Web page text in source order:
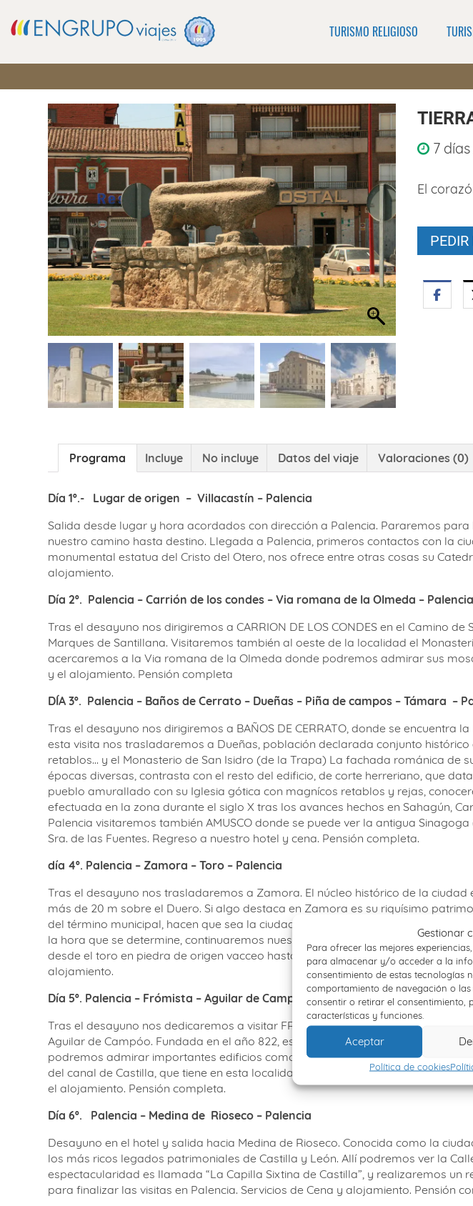
Gestionar
Para ofrecer las mejores
para almacenar y/o acceder a la
consentimiento de estas tecnologías
comportamiento de navegación o las
consentir o retirar el consentimiento,
características y funciones.
Aceptar
Política de cookies
TURISMO RELIGIOSO
7 días
El
Programa Incluye No incluye Datos del viaje Valoraciones (0)
Día 1º.- Lugar de origen – Villacastín – Palencia
Salida desde lugar y hora acordados con dirección a Palencia. Pararemos
nuestro camino hasta destino. Llegada a Palencia, primeros contactos con la
monumental estatua del Cristo del Otero, nos ofrece entre otras cosas su
alojamiento.
Día 2º. Palencia – Carrión de los condes – Via romana de la Olmeda – Palencia
Tras el desayuno nos dirigiremos a CARRION DE LOS CONDES en el Camino
Marques de Santillana. Visitaremos también al oeste de la localidad el
acercaremos a la Via romana de la Olmeda donde podremos admirar sus
y el alojamiento. Pensión completa
DÍA 3º. Palencia – Baños de Cerrato – Dueñas – Piña de campos – Támara –
Tras el desayuno nos dirigiremos a BAÑOS DE CERRATO, donde se encuentra
esta visita nos trasladaremos a Dueñas, población declarada conjunto
retablos… y el Monasterio de San Isidro (de la Trapa) La fachada románica de
épocas diversas, contrasta con el resto del edificio, de corte herreriano, que
pueblo amurallado con su Iglesia gótica con magnícos retablos y rejas,
efectuada en la zona durante el siglo X tras los avances hechos en Sahagún,
Palencia visitaremos también AMUSCO donde se puede ver la antigua
Sra. de las Fuentes. Regreso a nuestro hotel y cena. Pensión completa.
día 4º. Palencia – Zamora – Toro – Palencia
Tras el desayuno nos trasladaremos a Zamora. El núcleo histórico de la
más de 20 m sobre el Duero. Si algo destaca en Zamora es su riquísimo
del término municipal, hacen que sea la ciudad con más número y calidad de
la hora que se determine, continuaremos nuestras visitas en la cercana
desde el toro en piedra de origen vacceo hasta la colegiata de Santa María la
alojamiento.
Día 5º. Palencia – Frómista – Aguilar de Campóo – Alardel Rey – Palencia
Tras el desayuno nos dedicaremos a visitar FRÓMISTA con su Iglesia de San
Aguilar de Campóo. Fundada en el año 822, es conocida hoy por su
podremos admirar importantes edificios como el Monasterio de Sta. María la
del canal de Castilla, que tiene en esta localidad su km cero, tomando su
el alojamiento. Pensión completa.
Día 6º.
Palencia – Medina de Rioseco – Palencia
Desayuno en el hotel y salida hacia Medina de Rioseco. Conocida como la
los más ricos legados patrimoniales de Castilla y León. Allí podremos ver la
espectacularidad es llamada “La Capilla Sixtina de Castilla”, y realizaremos
para finalizar las visitas en Palencia. Servicios de Cena y alojamiento. Pensión